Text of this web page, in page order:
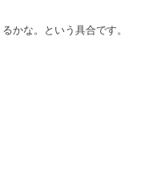
かな。という具合です。